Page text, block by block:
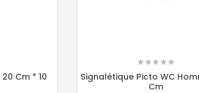
Cm * 10
Signalétique Picto WC
Cm